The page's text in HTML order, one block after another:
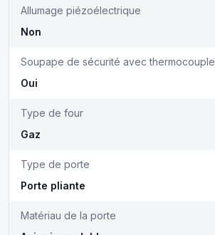
Allumage piézoélectrique
Non
Soupape de sécurité avec thermocouple
Oui
Type de four
Gaz
Type de porte
Porte pliante
Matériau de la porte